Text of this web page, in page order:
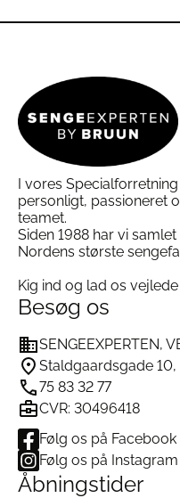
I vores
personligt, passioneret
teamet.
Siden 1988 har vi
Nordens største
Kig ind og lad os
Besøg os
SENGEEXPERTEN,
Staldgaardsgade 10,
75 83 32 77
CVR: 30496418
Følg os på Facebook
Følg os på Instagram
Åbningstider